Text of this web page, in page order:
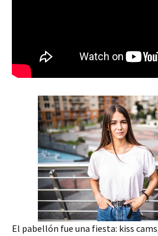
El pabellón fue una fiesta: kiss